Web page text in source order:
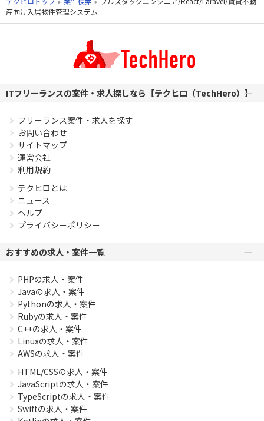
産向け入居物件管理システム
ITフリーランスの案件・求人探しなら【テクヒロ（TechHero）】
フリーランス案件・求人を探す
お問い合わせ
サイトマップ
運営会社
利用規約
テクヒロとは
ニュース
ヘルプ
プライバシーポリシー
おすすめの求人・案件一覧
PHPの求人・案件
Javaの求人・案件
Pythonの求人・案件
Rubyの求人・案件
C++の求人・案件
Linuxの求人・案件
AWSの求人・案件
HTML/CSSの求人・案件
JavaScriptの求人・案件
TypeScriptの求人・案件
Swiftの求人・案件